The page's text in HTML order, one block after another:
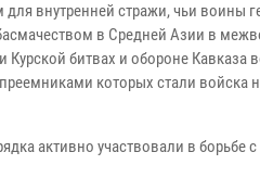
внутренней стражи, чьи воины
в Средней Азии в
битвах и обороне Кавказа
которых стали войска
активно участвовали в борьбе